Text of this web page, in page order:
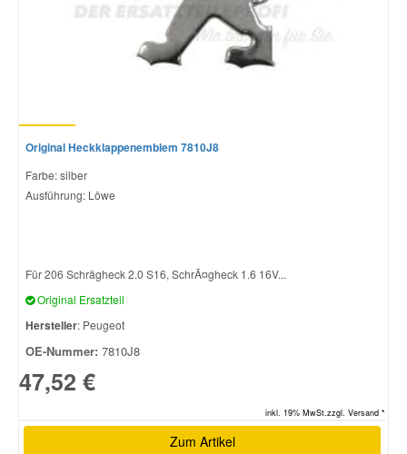
Original Heckklappenemblem 7810J8
Farbe: silber
Ausführung: Löwe
Für 206 Schrägheck 2.0 S16, SchrÃ¤gheck 1.6 16V...
Original Ersatzteil
Hersteller: Peugeot
OE-Nummer: 7810J8
47,52 €
inkl. 19% MwSt.zzgl. Versand *
Zum Artikel
Mercedes Ersatzteile
Mini Ersatzteile
Seat Ersatzteile
Skoda Ersatzteile
Smart Ersatzteile
Suzuki Ersatzteile